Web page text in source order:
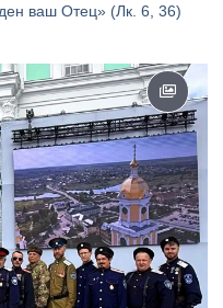
ваш Отец» (Лк. 6, 36)